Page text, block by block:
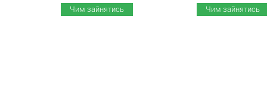
Чим зайнятись Чим зайнятись